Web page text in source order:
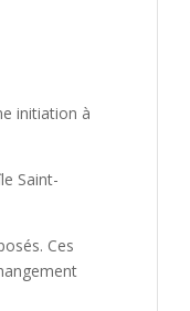
initiation à
Saint-
Ces